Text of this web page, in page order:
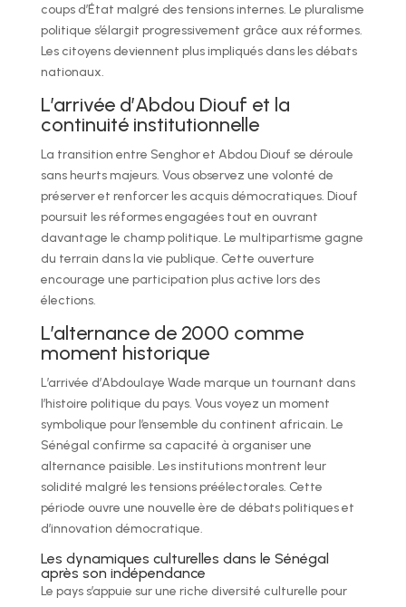
coups d’État malgré des tensions internes. Le pluralisme
politique s’élargit progressivement grâce aux réformes.
Les citoyens deviennent plus impliqués dans les débats
nationaux.
L’arrivée d’Abdou Diouf et la
continuité institutionnelle
La transition entre Senghor et Abdou Diouf se déroule
sans heurts majeurs. Vous observez une volonté de
préserver et renforcer les acquis démocratiques. Diouf
poursuit les réformes engagées tout en ouvrant
davantage le champ politique. Le multipartisme gagne
du terrain dans la vie publique. Cette ouverture
encourage une participation plus active lors des
élections.
L’alternance de 2000 comme
moment historique
L’arrivée d’Abdoulaye Wade marque un tournant dans
l’histoire politique du pays. Vous voyez un moment
symbolique pour l’ensemble du continent africain. Le
Sénégal confirme sa capacité à organiser une
alternance paisible. Les institutions montrent leur
solidité malgré les tensions préélectorales. Cette
période ouvre une nouvelle ère de débats politiques et
d’innovation démocratique.
Les dynamiques culturelles dans le Sénégal
après son indépendance
Le pays s’appuie sur une riche diversité culturelle pour